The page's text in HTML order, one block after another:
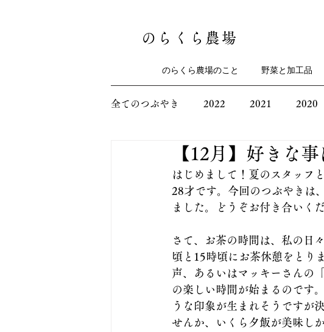
のらくら農場
のらくら農場のこと 野菜と加工品
全てのつぶやき 2022 2021 2020
【12月】好きな
はじめまして！夏のスタッフ
28才です。今回のつぶやきは
ました。どうぞお付き合いくだ
さて、お茶の時間は、私の日
頃と15時頃にお茶休憩をとり
声、あるいはマッキーさんの
の楽しい時間が始まるのです
うな印象が生まれそうですが
せんか、いくら夕飯が美味し